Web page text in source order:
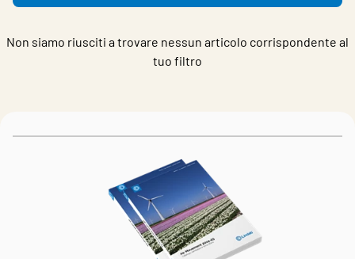
Non siamo riusciti a trovare nessun articolo corrispondente al
tuo filtro